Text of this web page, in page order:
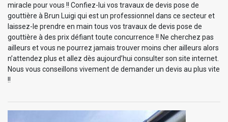
miracle pour vous !! Confiez-lui vos travaux de devis pose de
gouttière à Brun Luigi qui est un professionnel dans ce secteur et
laissez-le prendre en main tous vos travaux de devis pose de
gouttière à des prix défiant toute concurrence !! Ne cherchez pas
ailleurs et vous ne pourrez jamais trouver moins cher ailleurs alors
n’attendez plus et allez dès aujourd’hui consulter son site internet.
Nous vous conseillons vivement de demander un devis au plus vite
!!